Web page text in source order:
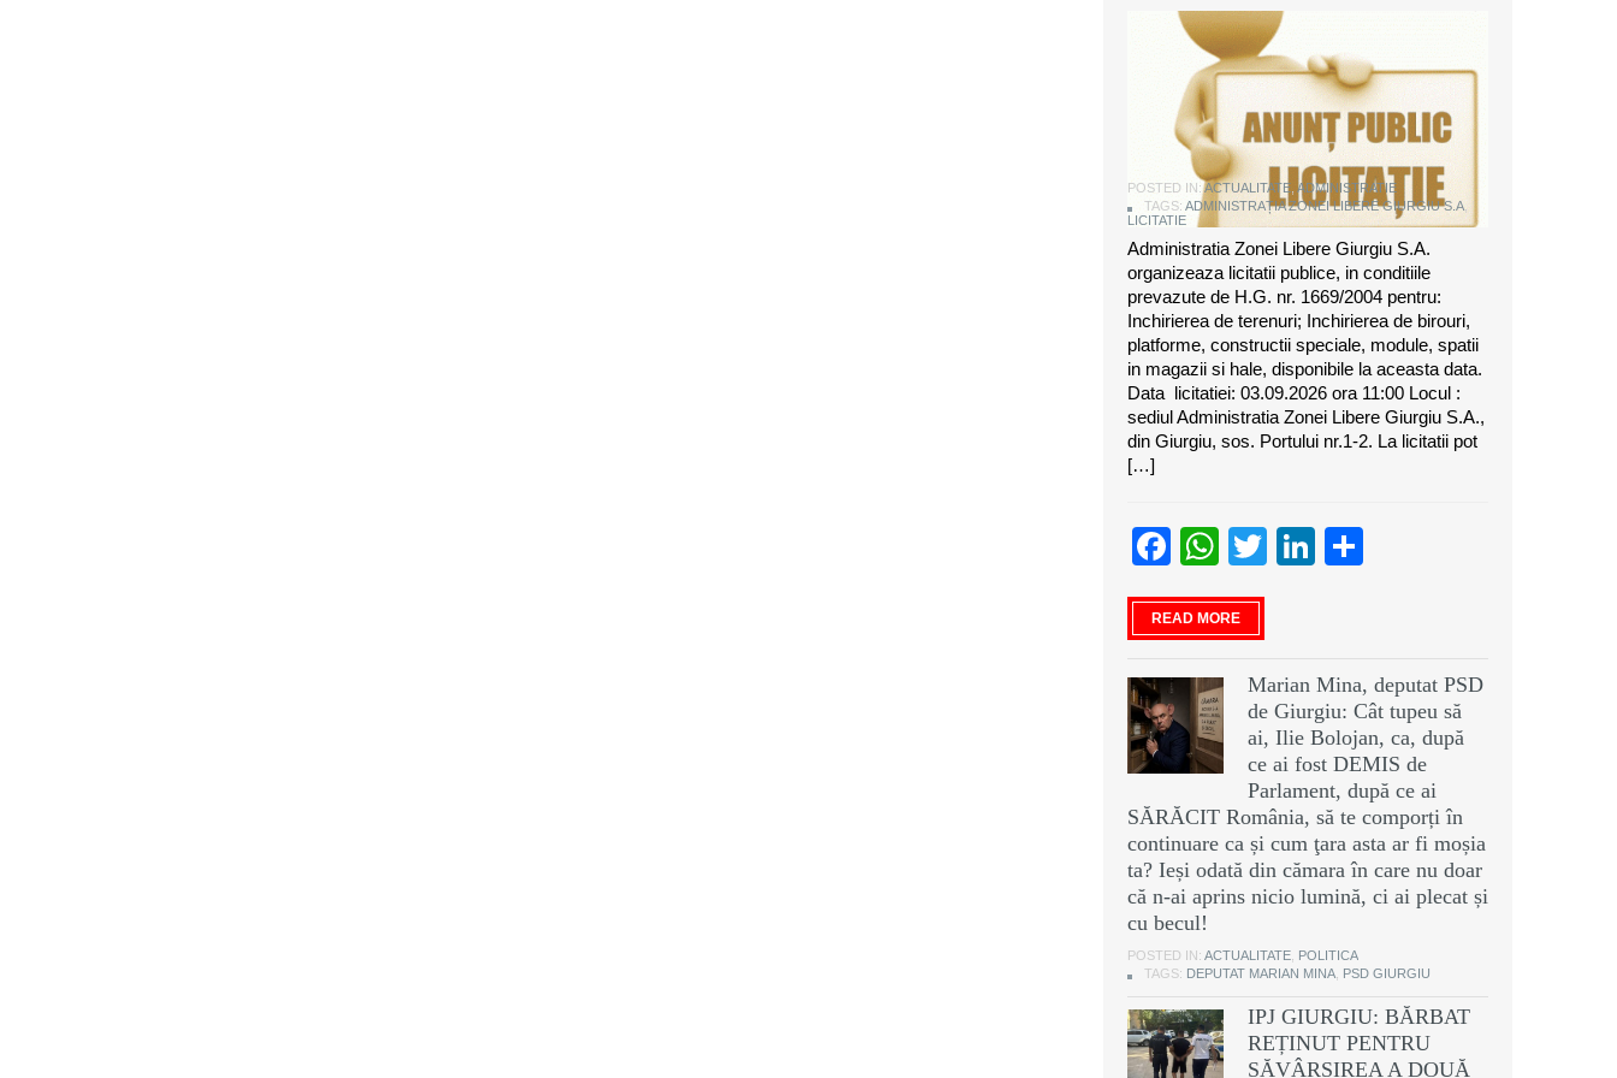
ANUNT DE LICITATIE
POSTED IN:ACTUALITATE ADMINISTRATIE
TAGS: ADMINISTRAȚIA ZONEI LIBERE GIURGIU S.A,
LICITATIE
Administratia Zonei Libere Giurgiu S.A.
organizeaza licitatii publice, in conditiile
prevazute de H.G. nr. 1669/2004 pentru:
Inchirierea de terenuri; Inchirierea de birouri,
platforme, constructii speciale, module, spatii
in magazii si hale, disponibile la aceasta data.
Data licitatiei: 03.09.2026 ora 11:00 Locul :
sediul Administratia Zonei Libere Giurgiu S.A.,
din Giurgiu, sos. Portului nr.1-2. La licitatii pot
[…]
Facebook
WhatsApp
TwitterLinkedIn
READ MORE
Marian Mina, deputat PSD
de Giurgiu: Cât tupeu să
ai, Ilie Bolojan, ca, după
ce ai fost DEMIS de
Parlament, după ce ai
SĂRĂCIT România, să te comporți în
continuare ca și cum ţara asta ar fi moșia
ta? Ieși odată din cămara în care nu doar
că n-ai aprins nicio lumină, ci ai plecat și
cu becul!
POSTED IN: ACTUALITATE POLITICA
TAGS: DEPUTAT MARIAN MINA PSD GIURGIU
IPJ GIURGIU: BĂRBAT
REȚINUT PENTRU
SĂVÂRȘIREA A DOUĂ